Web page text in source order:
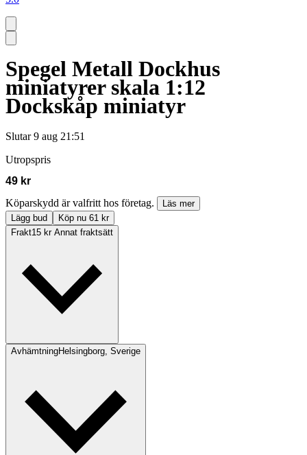
Spegel Metall Dockhus
miniatyrer skala 1:12
Dockskåp miniatyr
Slutar 9 aug 21:51
Utropspris
49 kr
Köparskydd är valfritt hos företag.
Läs mer
Lägg bud
Köp nu 61 kr
Frakt15 kr Annat fraktsätt
AvhämtningHelsingborg, Sverige